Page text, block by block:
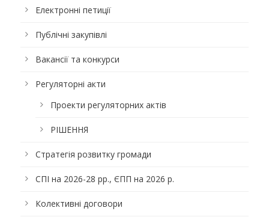
Електронні петиції
Публічні закупівлі
Вакансії та конкурси
Регуляторні акти
Проекти регуляторних актів
РІШЕННЯ
Стратегія розвитку громади
СПІ на 2026-28 рр., ЄПП на 2026 р.
Колективні договори